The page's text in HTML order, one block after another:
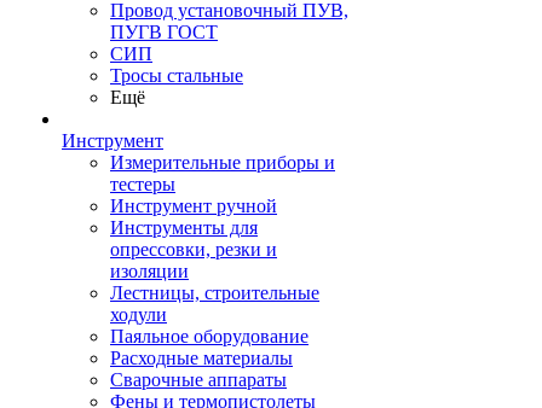
Провод установочный ПУВ,
ПУГВ ГОСТ
СИП
Тросы стальные
Ещё
Инструмент
Измерительные приборы и
тестеры
Инструмент ручной
Инструменты для
опрессовки, резки и
изоляции
Лестницы, строительные
ходули
Паяльное оборудование
Расходные материалы
Сварочные аппараты
Фены и термопистолеты